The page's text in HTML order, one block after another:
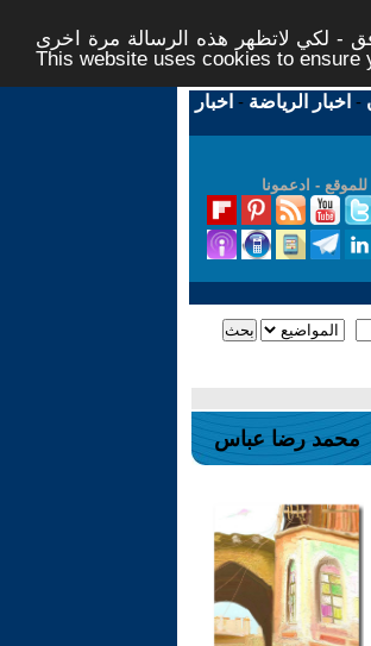
- لكي لاتظهر هذه الرسالة مرة اخرى -
This website uses cookies to ensure
- اخبار الرياضة - اخبار
للموقع - ادعمونا
محمد رضا عباس